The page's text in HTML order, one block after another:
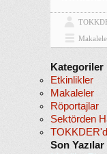
Kategoriler
Etkinlikler
Makaleler
Röportajlar
Sektörden
Son Yazılar